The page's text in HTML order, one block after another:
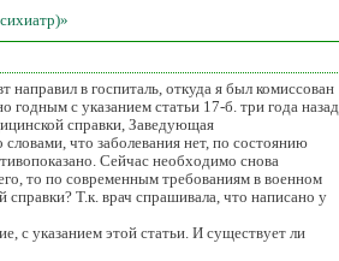
в госпиталь, откуда я был комиссован
годным с указанием статьи 17-б. три года назад
справки, Заведующая
что заболевания нет, по состоянию
Сейчас необходимо снова
то по современным требованиям в военном
Т.к. врач спрашивала, что написано у
с указанием этой статьи. И существует ли